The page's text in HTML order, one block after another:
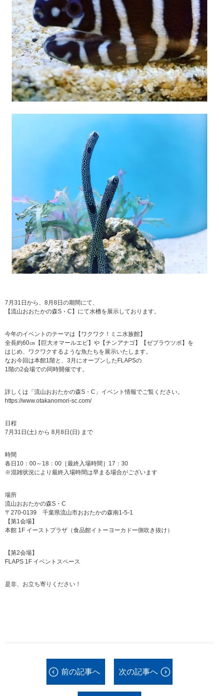
7月31日から、8月8日の期間にて、
【流山おおたかの森S・C】にて水槽を展示しております。
今年のイベントのテーマは【ワクワク！ミニ水族館】
全長約60㎝【巨大オマールエビ】や【チンアナゴ】【ゼブラウツボ】を
はじめ、ワクワクするような魚たちを展示いたします。
なお今回は本館1階と、3月にオープンしたFLAPSの
1階の2会場での同時開催です。
詳しくは「流山おおたかの森S・C」イベント情報でご覧ください。
https://www.otakanomori-sc.com/
日程
7月31日(土) から 8月8日(日) まで
時間
各日10：00～18：00［最終入場時間］17：30
※混雑状況により最終入場時間は早まる場合がございます
場所
流山おおたかの森S・C
〒270-0139 千葉県流山市おおたかの森南1-5-1
【第1会場】
本館 1F イーストプラザ（食品館イトーヨーカドー側吹き抜け）
【第2会場】
FLAPS 1F イベントスペース
是非、お立ち寄りください！
前の記事へ 次の記事へ